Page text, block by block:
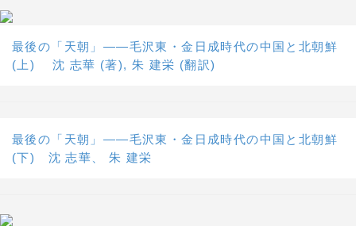
最後の「天朝」――毛沢東・金日成時代の中国と北朝鮮
(上) 沈 志華 (著), 朱 建栄 (翻訳)
最後の「天朝」――毛沢東・金日成時代の中国と北朝鮮
(下) 沈 志華、 朱 建栄